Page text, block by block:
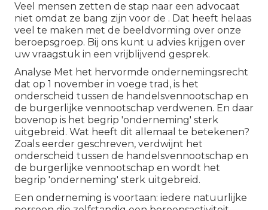
Veel mensen zetten de stap naar een advocaat
niet omdat ze bang zijn voor de . Dat heeft helaas
veel te maken met de beeldvorming over onze
beroepsgroep. Bij ons kunt u advies krijgen over
uw vraagstuk in een vrijblijvend gesprek.
Analyse Met het hervormde ondernemingsrecht
dat op 1 november in voege trad, is het
onderscheid tussen de handelsvennootschap en
de burgerlijke vennootschap verdwenen. En daar
bovenop is het begrip 'onderneming' sterk
uitgebreid. Wat heeft dit allemaal te betekenen?
Zoals eerder geschreven, verdwijnt het
onderscheid tussen de handelsvennootschap en
de burgerlijke vennootschap en wordt het
begrip 'onderneming' sterk uitgebreid.
Een onderneming is voortaan: iedere natuurlijke